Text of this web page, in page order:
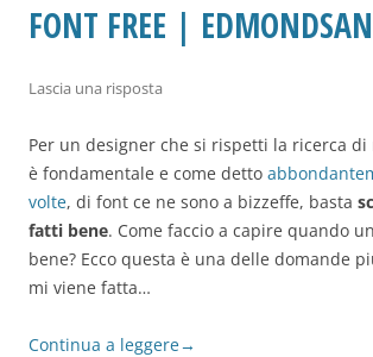
FONT FREE |
Lascia una risposta
Per un designer che si rispetti la ricerca di
è fondamentale e come detto
volte, di font ce ne sono a bizzeffe, basta
fatti bene. Come faccio a capire quando
bene? Ecco questa è una delle domande
mi viene fatta…
Continua a leggere→